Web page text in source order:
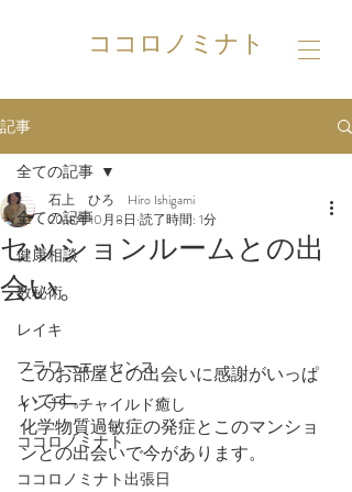
ココロノミナト
記事
全ての記事
健康相談
数秘術
レイキ
フラワーエッセンス
インナーチャイルド癒し
ココロノミナト
ココロノミナト出張日
全ての記事
セッションルームとの出
会い。
石上 ひろ Hiro Ishigami
2018年10月8日 読了時間: 1分
このお部屋との出会いに感謝がいっぱ
いです。
化学物質過敏症の発症とこのマンショ
ンとの出会いで今があります。